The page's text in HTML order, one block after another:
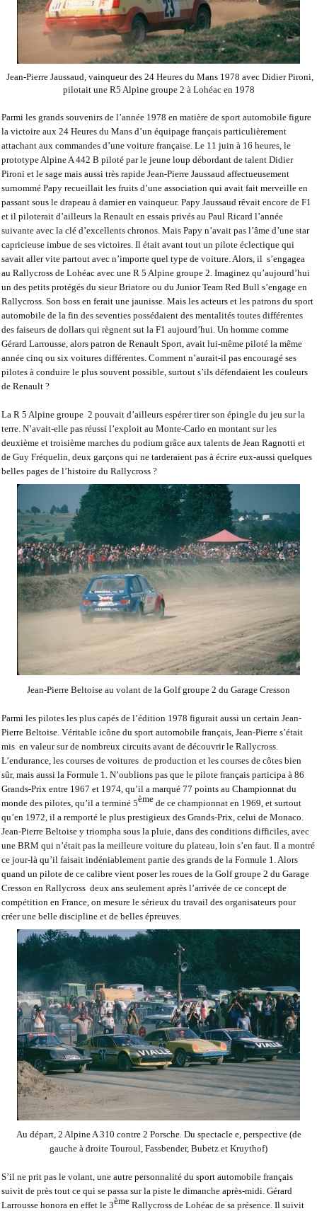
Jean-Pierre Jaussaud, vainqueur des 24 Heures du Mans 1978 avec Didier Pironi,
pilotait une R5 Alpine groupe 2 à Lohéac en 1978
Parmi les grands souvenirs de l’année 1978 en matière de sport automobile figure
la victoire aux 24 Heures du Mans d’un équipage français particulièrement
attachant aux commandes d’une voiture française. Le 11 juin à 16 heures, le
prototype Alpine A 442 B piloté par le jeune loup débordant de talent Didier
Pironi et le sage mais aussi très rapide Jean-Pierre Jaussaud affectueusement
surnommé Papy recueillait les fruits d’une association qui avait fait merveille en
passant sous le drapeau à damier en vainqueur. Papy Jaussaud rêvait encore de F1
et il piloterait d’ailleurs la Renault en essais privés au Paul Ricard l’année
suivante avec la clé d’excellents chronos. Mais Papy n’avait pas l’âme d’une star
capricieuse imbue de ses victoires. Il était avant tout un pilote éclectique qui
savait aller vite partout avec n’importe quel type de voiture. Alors, il s’engagea
au Rallycross de Lohéac avec une R 5 Alpine groupe 2. Imaginez qu’aujourd’hui
un des petits protégés du sieur Briatore ou du Junior Team Red Bull s’engage en
Rallycross. Son boss en ferait une jaunisse. Mais les acteurs et les patrons du sport
automobile de la fin des seventies possédaient des mentalités toutes différentes
des faiseurs de dollars qui règnent sut la F1 aujourd’hui. Un homme comme
Gérard Larrousse, alors patron de Renault Sport, avait lui-même piloté la même
année cinq ou six voitures différentes. Comment n’aurait-il pas encouragé ses
pilotes à conduire le plus souvent possible, surtout s’ils défendaient les couleurs
de Renault ?
La R 5 Alpine groupe 2 pouvait d’ailleurs espérer tirer son épingle du jeu sur la
terre. N’avait-elle pas réussi l’exploit au Monte-Carlo en montant sur les
deuxième et troisième marches du podium grâce aux talents de Jean Ragnotti et
de Guy Fréquelin, deux garçons qui ne tarderaient pas à écrire eux-aussi quelques
belles pages de l’histoire du Rallycross ?
Jean-Pierre Beltoise au volant de la Golf groupe 2 du Garage Cresson
Parmi les pilotes les plus capés de l’édition 1978 figurait aussi un certain Jean-
Pierre Beltoise. Véritable icône du sport automobile français, Jean-Pierre s’était
mis en valeur sur de nombreux circuits avant de découvrir le Rallycross.
L’endurance, les courses de voitures de production et les courses de côtes bien
sûr, mais aussi la Formule 1. N’oublions pas que le pilote français participa à 86
Grands-Prix entre 1967 et 1974, qu’il a marqué 77 points au Championnat du
monde des pilotes, qu’il a terminé 5ème de ce championnat en 1969, et surtout
qu’en 1972, il a remporté le plus prestigieux des Grands-Prix, celui de Monaco.
Jean-Pierre Beltoise y triompha sous la pluie, dans des conditions difficiles, avec
une BRM qui n’était pas la meilleure voiture du plateau, loin s’en faut. Il a montré
ce jour-là qu’il faisait indéniablement partie des grands de la Formule 1. Alors
quand un pilote de ce calibre vient poser les roues de la Golf groupe 2 du Garage
Cresson en Rallycross deux ans seulement après l’arrivée de ce concept de
compétition en France, on mesure le sérieux du travail des organisateurs pour
créer une belle discipline et de belles épreuves.
Au départ, 2 Alpine A 310 contre 2 Porsche. Du spectacle e, perspective (de
gauche à droite Touroul, Fassbender, Bubetz et Kruythof)
S’il ne prit pas le volant, une autre personnalité du sport automobile français
suivit de près tout ce qui se passa sur la piste le dimanche après-midi. Gérard
Larrousse honora en effet le 3ème Rallycross de Lohéac de sa présence. Il suivit